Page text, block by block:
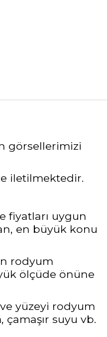
görsellerimizi
iletilmektedir.
fiyatları uygun
en büyük konu
rodyum
ölçüde önüne
yüzeyi rodyum
suyu vb.